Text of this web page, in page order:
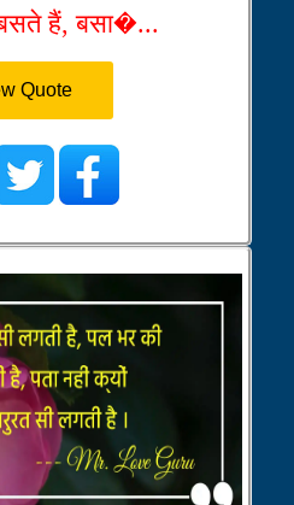
हैं, बसा�...
Quote